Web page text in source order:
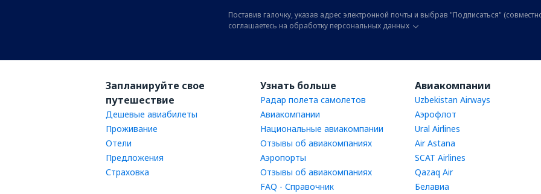
Поставив галочку, указав адрес электронной почты и выбрав "Подписаться"
соглашаетесь на обработку персональных данных
Запланируйте свое
путешествие
Дешевые авиабилеты
Проживание
Отели
Предложения
Страховка
Узнать больше
Радар полета самолетов
Авиакомпании
Национальные авиакомпании
Отзывы об авиакомпаниях
Аэропорты
Отзывы об авиакомпаниях
FAQ - Справочник
Авиакомпании
Uzbekistan Airways
Аэрофлот
Ural Airlines
Air Astana
SCAT Airlines
Qazaq Air
Белавиа